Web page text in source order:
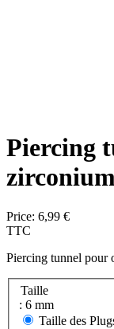
Piercing
Price: 6,99 €
TTC
Piercing tunnel pour
Taille
: 6 mm
Taille des